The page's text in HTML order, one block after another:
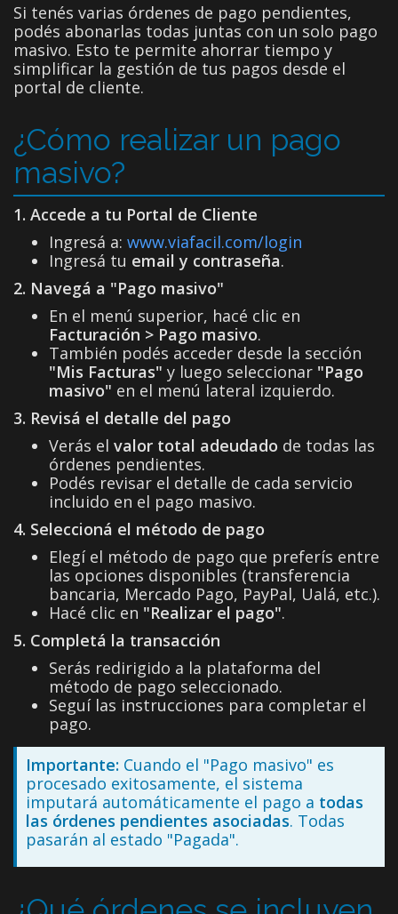
Si tenés varias órdenes de pago pendientes,
podés abonarlas todas juntas con un solo pago
masivo. Esto te permite ahorrar tiempo y
simplificar la gestión de tus pagos desde el
portal de cliente.
¿Cómo realizar un pago
masivo?
1. Accede a tu Portal de Cliente
Ingresá a: www.viafacil.com/login
Ingresá tu email y contraseña.
2. Navegá a "Pago masivo"
En el menú superior, hacé clic en
Facturación > Pago masivo.
También podés acceder desde la sección
"Mis Facturas" y luego seleccionar "Pago
masivo" en el menú lateral izquierdo.
3. Revisá el detalle del pago
Verás el valor total adeudado de todas las
órdenes pendientes.
Podés revisar el detalle de cada servicio
incluido en el pago masivo.
4. Seleccioná el método de pago
Elegí el método de pago que preferís entre
las opciones disponibles (transferencia
bancaria, Mercado Pago, PayPal, Ualá, etc.).
Hacé clic en "Realizar el pago".
5. Completá la transacción
Serás redirigido a la plataforma del
método de pago seleccionado.
Seguí las instrucciones para completar el
pago.
Importante: Cuando el "Pago masivo" es
procesado exitosamente, el sistema
imputará automáticamente el pago a todas
las órdenes pendientes asociadas. Todas
pasarán al estado "Pagada".